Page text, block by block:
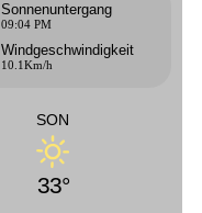
Sonnenuntergang
09:04 PM
Windgeschwindigkeit
10.1Km/h
SON
33°